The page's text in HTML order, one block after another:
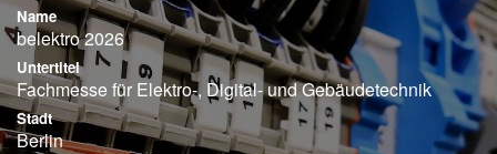
Name
belektro 2026
Untertitel
Fachmesse für Elektro-, Digital- und Gebäudetechnik
Stadt
Berlin